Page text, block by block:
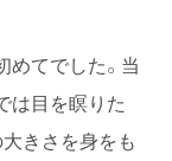
めてでした。当
は目を瞑りた
きさを身をも